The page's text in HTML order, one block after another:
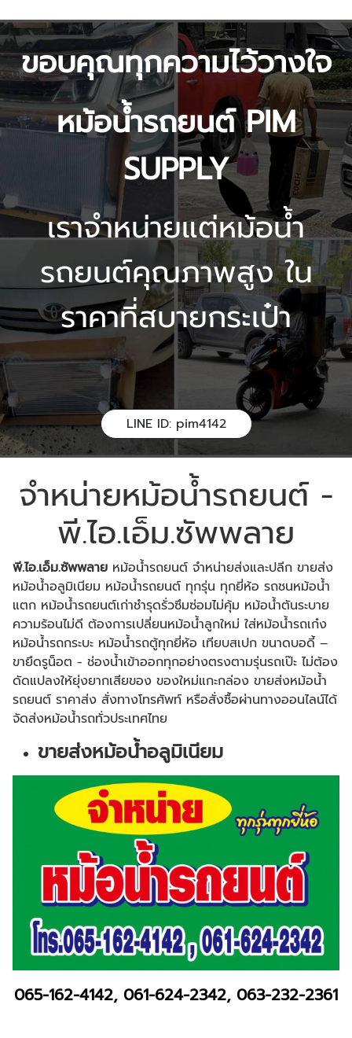
ขอบคุณทุกความไว้วางใจ
หม้อน้ำรถยนต์ PIM
SUPPLY
เราจำหน่ายแต่หม้อน้ำ
รถยนต์คุณภาพสูง ใน
ราคาที่สบายกระเป๋า
LINE ID: pim4142
จำหน่ายหม้อน้ำรถยนต์ -
พี.ไอ.เอ็ม.ซัพพลาย
พี.ไอ.เอ็ม.ซัพพลาย หม้อน้ำรถยนต์ จำหน่ายส่งและปลีก ขายส่ง
หม้อน้ำอลูมิเนียม หม้อน้ำรถยนต์ ทุกรุ่น ทุกยี่ห้อ รถชนหม้อน้ำ
แตก หม้อน้ำรถยนต์เก่าชำรุดรั่วซึมซ่อมไม่คุ้ม หม้อน้ำตันระบาย
ความร้อนไม่ดี ต้องการเปลี่ยนหม้อน้ำลูกใหม่ ใส่หม้อน้ำรถเก๋ง
หม้อน้ำรถกระบะ หม้อน้ำรถตู้ทุกยี่ห้อ เทียบสเปก ขนาดบอดี้ –
ขายึดรูน็อต - ช่องน้ำเข้าออกทุกอย่างตรงตามรุ่นรถเป๊ะ ไม่ต้อง
ดัดแปลงให้ยุ่งยากเสียของ ของใหม่แกะกล่อง ขายส่งหม้อน้ำ
รถยนต์ ราคาส่ง สั่งทางโทรศัพท์ หรือสั่งซื้อผ่านทางออนไลน์ได้
จัดส่งหม้อน้ำรถทั่วประเทศไทย
ขายส่งหม้อน้ำอลูมิเนียม
065-162-4142, 061-624-2342, 063-232-2361